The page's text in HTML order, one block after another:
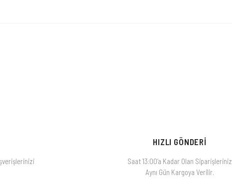
HIZLI GÖNDERİ
Saat 13:00’a Kadar Olan Siparişleriniz
Aynı Gün Kargoya Verilir.